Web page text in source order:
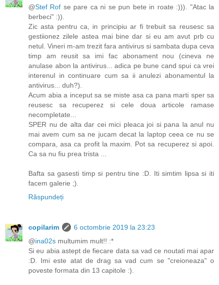
@Stef Rof se pare ca ni se pun bete in roate :))). "Atac la
berbeci" :)).
Zic asta pentru ca, in principiu ar fi trebuit sa reusesc sa
gestiionez zilele astea mai bine dar si eu am avut prb cu
netul. Vineri m-am trezit fara antivirus si sambata dupa ceva
timp am reusit sa imi fac abonament nou (cineva ne
anulase abon la antivirus... adica pe bune cand spui ca vrei
interenul in continuare cum sa ii anulezi abonamentul la
antivirus... duh?).
Acum abia a inceput sa se miste asa ca pana marti sper sa
reusesc sa recuperez si cele doua articole ramase
necompletate...
SPER nu de alta dar cei mici pleaca joi si pana la anul nu
mai avem cum sa ne jucam decat la laptop ceea ce nu se
compara, asa ca profit la maxim. Pot sa recuperez si apoi.
Ca sa nu fiu prea trista ...
Bafta sa gasesti timp si pentru tine :D. Iti simtim lipsa si iti
facem galerie ;).
Răspundeți
copilarim
6 octombrie 2019 la 23:23
@ina02s multumim mult!! :*
Si eu abia astept de fiecare data sa vad ce noutati mai apar
:D. Imi este atat de drag sa vad cum se "creioneaza" o
poveste formata din 13 capitole :).